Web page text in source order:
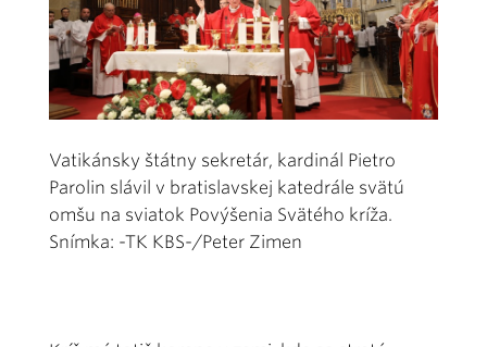
Vatikánsky štátny sekretár, kardinál Pietro
Parolin slávil v bratislavskej katedrále svätú
omšu na sviatok Povýšenia Svätého kríža.
Snímka: -TK KBS-/Peter Zimen